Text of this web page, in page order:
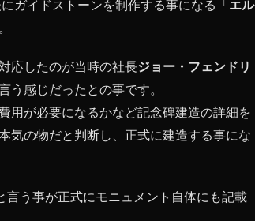
ガイドストーンを制作する事になる「エル
応したのが当時の社長ジョー・フェンドリ
う感じだったとの事です。
用が必要になるかなど記念碑建造の詳細を
気の物だと判断し、正式に建造する事にな
言う事が正式にモニュメント自体にも記載